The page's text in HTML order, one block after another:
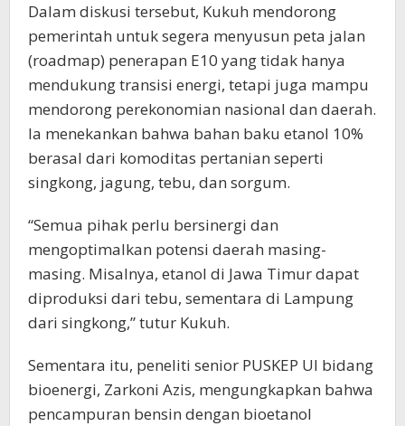
Dalam diskusi tersebut, Kukuh mendorong
pemerintah untuk segera menyusun peta jalan
(roadmap) penerapan E10 yang tidak hanya
mendukung transisi energi, tetapi juga mampu
mendorong perekonomian nasional dan daerah.
Ia menekankan bahwa bahan baku etanol 10%
berasal dari komoditas pertanian seperti
singkong, jagung, tebu, dan sorgum.
“Semua pihak perlu bersinergi dan
mengoptimalkan potensi daerah masing-
masing. Misalnya, etanol di Jawa Timur dapat
diproduksi dari tebu, sementara di Lampung
dari singkong,” tutur Kukuh.
Sementara itu, peneliti senior PUSKEP UI bidang
bioenergi, Zarkoni Azis, mengungkapkan bahwa
pencampuran bensin dengan bioetanol